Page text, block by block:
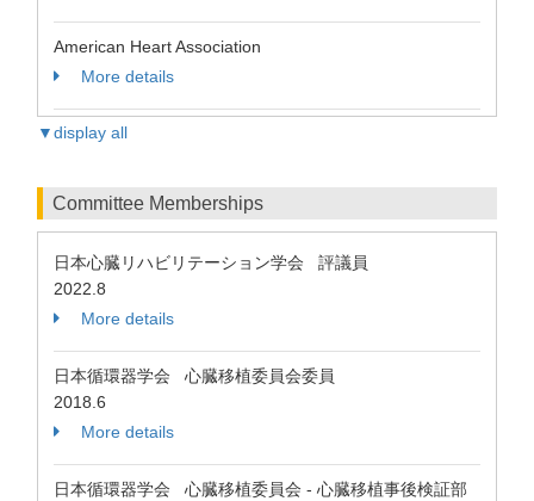
American Heart Association
More details
▼display all
Committee Memberships
日本心臓リハビリテーション学会 評議員
2022.8
More details
日本循環器学会 心臓移植委員会委員
2018.6
More details
日本循環器学会 心臓移植委員会 - 心臓移植事後検証部